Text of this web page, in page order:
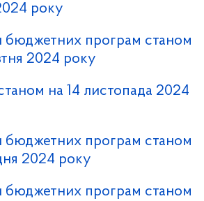
року
бюджетних програм станом
2024 року
на 14 листопада 2024
бюджетних програм станом
2024 року
бюджетних програм станом